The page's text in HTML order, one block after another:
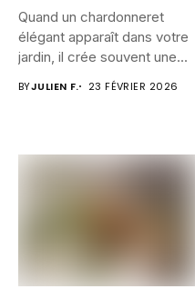
Quand un chardonneret
élégant apparaît dans votre
jardin, il crée souvent une...
BYJULIEN F. 23 FÉVRIER 2026